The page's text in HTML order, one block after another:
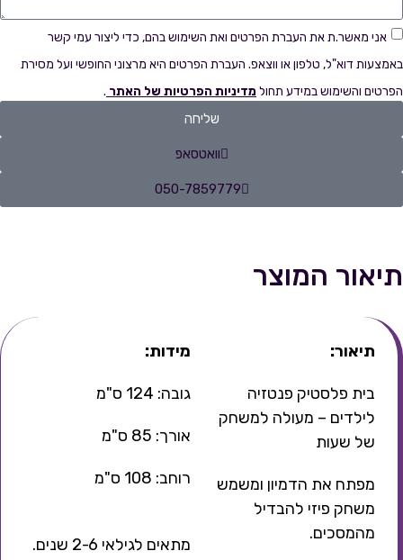
אני מאשר.ת את העברת הפרטים ואת השימוש בהם, כדי ליצור עמי קשר
באמצעות דוא"ל, טלפון או ווצאפ. העברת הפרטים היא מרצוני החופשי ועל מסירת
הפרטים והשימוש במידע תחולמדיניות הפרטיות של האתר .
שליחה
וואטסאפ
050-7859779
תיאור המוצר
תיאור:
בית פלסטיק פנטזיה
לילדים – מעולה למשחק
של שעות
מפתח את הדמיון ומשמש
משחק פיזי להבדיל
מהמסכים.
מידות:
גובה: 124 ס"מ
אורך: 85 ס"מ
רוחב: 108 ס"מ
מתאים לגילאי 2-6 שנים.